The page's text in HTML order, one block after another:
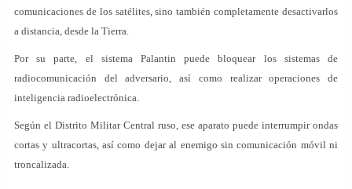
comunicaciones de los satélites, sino también completamente desactivarlos
a distancia, desde la Tierra.
Por su parte, el sistema Palantin puede bloquear los sistemas de
radiocomunicación del adversario, así como realizar operaciones de
inteligencia radioelectrónica.
Según el Distrito Militar Central ruso, ese aparato puede interrumpir ondas
cortas y ultracortas, así como dejar al enemigo sin comunicación móvil ni
troncalizada.